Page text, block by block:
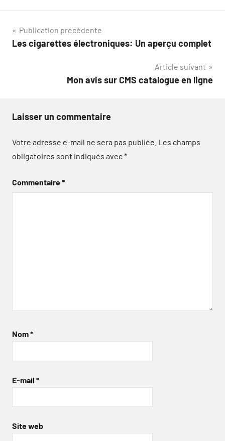
Navigation
de
Publication précédente
Les cigarettes électroniques: Un aperçu complet
Article suivant
Mon avis sur CMS catalogue en ligne
Laisser un commentaire
Votre adresse e-mail ne sera pas publiée. Les champs
obligatoires sont indiqués avec*
Commentaire*
Nom*
E-mail *
Site web